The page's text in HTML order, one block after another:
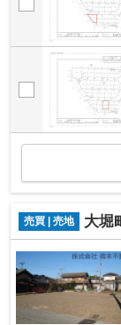
売買 | 売地 大堀